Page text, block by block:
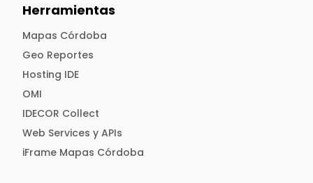
Herramientas
Mapas Córdoba
Geo Reportes
Hosting IDE
OMI
IDECOR Collect
Web Services y APIs
iFrame Mapas Córdoba